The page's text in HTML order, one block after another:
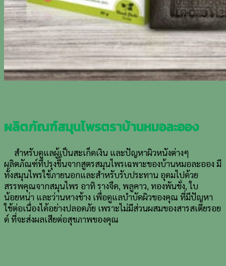
ผลิตภัณฑ์สมุนไพรตราบ้านหมอละออง
สำหรับดูแลผู้เป็นสะเก็ดเงิน และปัญหาผิวหนังต่างๆ
ผลิตภัณฑ์ที่ปรุงขึ้นจากสูตรสมุนไพรเฉพาะของบ้านหมอละออง มี
ทั้งสมุนไพรใช้ภายนอกและสำหรับรับประทาน อุดมไปด้วย
สรรพคุณจากสมุนไพร อาทิ รางจืด, พลูคาว, ทองพันชั่ง, ใบ
น้อยหน่า และว่านหางช้าง เพื่อดูแลบำบัดผิวของคุณ ที่มีปัญหา
ใช้ต่อเนื่องได้อย่างปลอดภัย เพราะไม่มีส่วนผสมของสารสเตียรอย
ด์ ที่จะส่งผลเสียต่อสุขภาพของคุณ